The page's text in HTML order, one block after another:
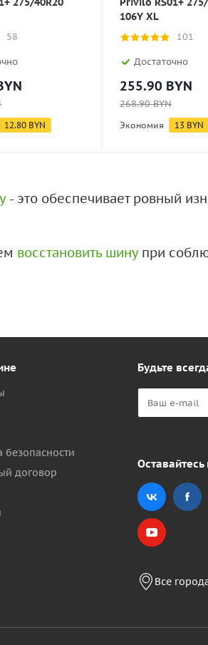
58
12.80 BYN
106Y XL
101
Достаточно
255.90 BYN
268.90BYN
Экономия 13 BYN
- это обеспечивает ровный
восстановить шинупри
безопасности
договор
Будьте
Оставайтесь
Все